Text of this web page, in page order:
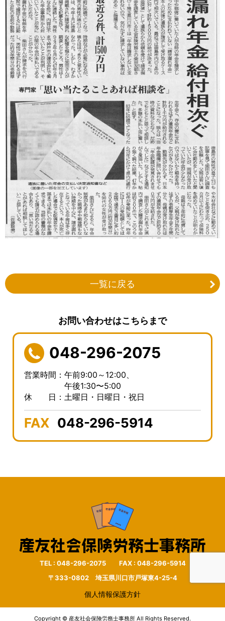
一覧に戻る
お問い合わせはこちらまで
048-296-2075
営業時間：午前9:00～12:00、
午後1:30〜5:00
休 日：土曜日・日曜日・祝日
FAX 048-296-5914
TEL : 048-296-2075 FAX : 048-296-5914
〒333-0802 埼玉県川口市戸塚東4-25-4
個人情報保護方針
Copyright © 産友社会保険労務士事務所 All Rights Reserved.